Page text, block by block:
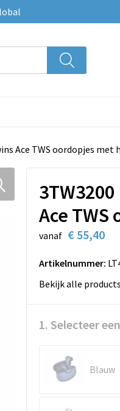
Ace TWS oordopjes met
Ace
vanaf € 55,40
Artikelnummer:
Bekijk alle
1. Selecteer
Blauw